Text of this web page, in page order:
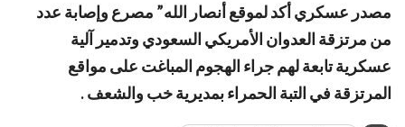
مصدر عسكري أكد لموقع أنصار الله” مصرع وإصابة عدد
من مرتزقة العدوان الأمريكي السعودي وتدمير آلية
عسكرية تابعة لهم جراء الهجوم المباغت على مواقع
المرتزقة في التبة الحمراء بمديرية خب والشعف .